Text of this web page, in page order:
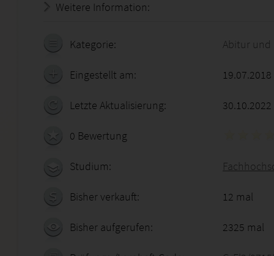
Weitere Information:
Kategorie: Abitur und
Eingestellt am:
Letzte Aktualisierung: 30.10.2022
0 Bewertung
Studium:
Bisher verkauft: 12 mal
Bisher aufgerufen: 2325 mal